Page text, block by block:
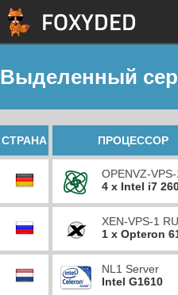
Выделенный
СТРАНА ПРОЦЕССОР
OPENVZ-
4 x Intel i7
XEN-VPS-1 RU
1 x Opteron
NL1 Server
Intel G1610